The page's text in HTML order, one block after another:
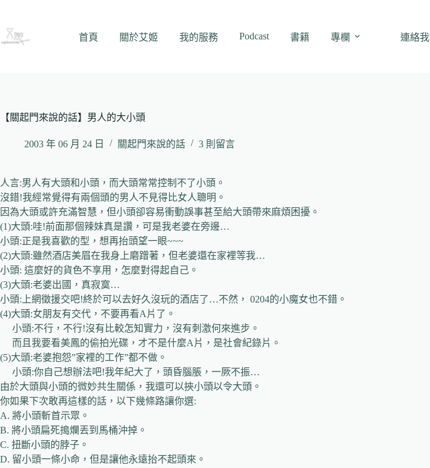
主
首頁 關於艾姬 我的服務 Podcast 書籍 專欄 連絡我
【關起門來說的話】男人的大小頭
2003 年 06 月 24 日 關起門來說的話 3 則留言
人言:男人有大頭和小頭，而大頭常常控制不了小頭。
沒錯!我經常覺得有兩個頭的男人不見得比女人聰明。
因為大頭或許充滿智慧，但小頭卻容易衝動誤事甚至給大頭帶來麻煩困擾。
(1)大頭:哇!前面那個辣妹真是讚，可是我老婆在旁邊…
小頭:正是我喜歡的型，想再抬頭望一眼~~~
(2)大頭:雖然酒店美眉在我身上磨蹭著，但老婆還在家裡等我…
小頭: 這麼好的貨色不享用，怎麼對得起自己。
(3)大頭:老婆出國，真寂寞…
小頭:上網徵援交吧!終於可以去好久沒玩的酒店了…不然， 0204的小魔女也不錯。
(4)大頭:女朋友有交代，不要再看A片了。
小頭:不行，不行!沒有比較怎知實力，沒有刺激何來進步。
而且我要看美鳳的偷拍光碟，才不是什麼A片，是社會紀錄片。
(5)大頭:老婆抱怨”家裡的工作”都不做。
小頭:你自己想辦法吧!我年紀大了，頭昏腦脹，一厥不振…
由於大頭與小頭的微妙共生關係，我還可以挾小頭以令大頭。
你如果下次敢再這樣的話，以下幾條路讓你選:
A. 將小頭斬首示眾。
B. 將小頭扁死搗爛丟到馬桶沖掉。
C. 扭斷小頭的脖子。
D. 留小頭一條小命，但是讓他永遠抬不起頭來。